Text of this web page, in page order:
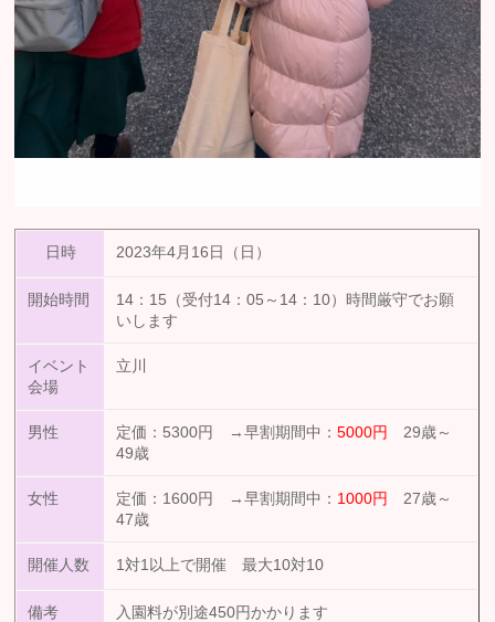
日時 2023年4月16日（日）
開始時間
14：15（受付14：05～14：10）時間厳守でお願
いします
イベント
会場
立川
男性 定価：5300円 →早割期間中：5000円
29歳～
49歳
女性 定価：1600円 →早割期間中： 1000円
27歳～
47歳
開催人数 1対1以上で開催 最大10対10
備考 入園料が別途450円かかります